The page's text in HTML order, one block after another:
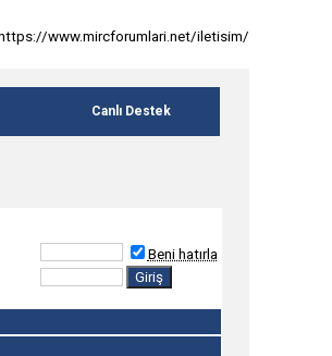
Canlı Destek
Beni hatırla